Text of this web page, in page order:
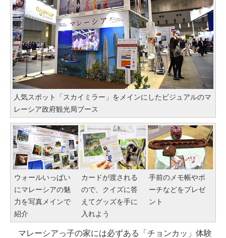
人気スポット「スカイミラー」をメインにしたビジュアルのマ
レーシア政府観光局ブース
ウォールいっぱい
にマレーシアの魅
力を写真メインで
紹介
カードが渡される
ので、クイズに答
えてグッズを手に
入れよう
手前のメモ帳やポ
ーチなどをプレゼ
ント
マレーシアっ子の家には必ずある「チョンカッ」体験